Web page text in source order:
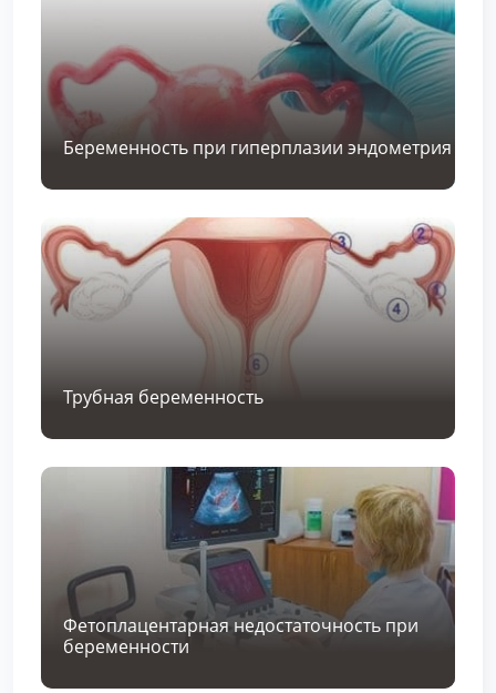
Беременность при гиперплазии эндометрия
Трубная беременность
Фетоплацентарная недостаточность при
беременности